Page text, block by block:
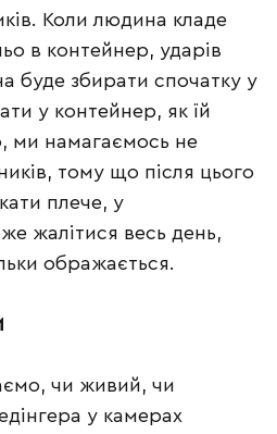
Коли людина кладе
в контейнер, ударів
буде збирати спочатку у
у контейнер, як їй
ми намагаємось не
тому що після цього
плече, у
жалітися весь день,
ображається.
чи живий, чи
у камерах